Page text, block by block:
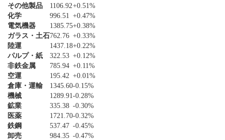
その他製品
1106.92+0.51%
化学
996.51 +0.47%
電気機器
1385.75+0.38%
ガラス・土石762.76 +0.33%
陸運
1437.18+0.22%
パルプ・紙
322.53 +0.12%
非鉄金属
785.94 +0.11%
空運
195.42 +0.01%
倉庫・運輸
1345.60-0.15%
機械
1289.91-0.28%
鉱業
335.38 -0.30%
医薬
1721.70-0.32%
鉄鋼
537.47 -0.45%
卸売
984.35 -0.47%